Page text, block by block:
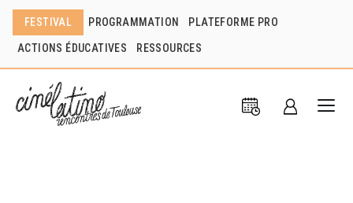
FESTIVAL PROGRAMMATION PLATEFORME PRO
ACTIONS ÉDUCATIVES RESSOURCES